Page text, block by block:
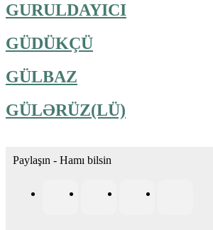
GURULDAYICI
GÜDÜKÇÜ
GÜLBAZ
GÜLƏRÜZ(LÜ)
Paylaşın - Hamı bilsin